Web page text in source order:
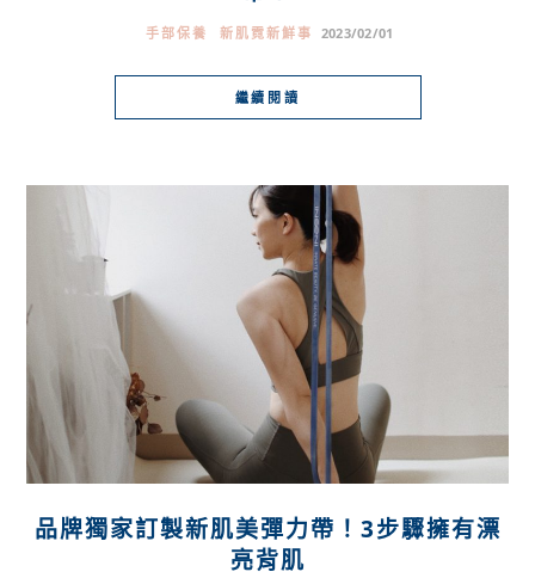
手部保養 新肌霓新鮮事 2023/02/01
繼續閱讀
品牌獨家訂製新肌美彈力帶！3步驟擁有漂
亮背肌